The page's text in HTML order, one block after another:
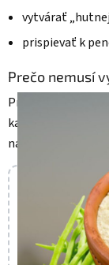
vytvárať
prispievať k
Prečo nemusí
Pri každodennom
každého ideálna,
nápoj.